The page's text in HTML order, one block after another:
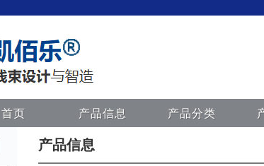
首页 产品信息 产品分类
产品信息